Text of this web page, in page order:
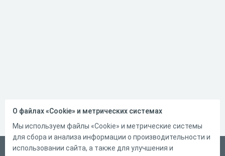
Український
О файлах «Cookie» и метрических системах
Мы используем файлы «Cookie» и метрические системы
для сбора и анализа информации о производительности и
использовании сайта, а также для улучшения и